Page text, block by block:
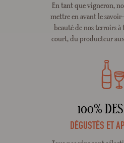
En tant que vigneron,
mettre en avant le
beauté de nos terroirs
court, du producteur
100%
DÉGUSTÉS ET